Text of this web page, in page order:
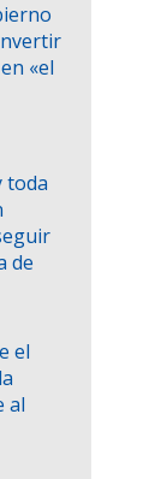
«el
toda
de
el
al